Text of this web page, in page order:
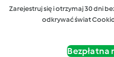
Zarejestruj się i otrzymaj 30 dni
odkrywać świat